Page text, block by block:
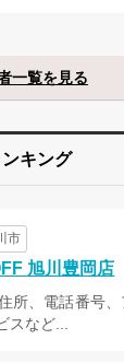
一覧を見る
キング
市
旭川豊岡店
所、電話番号
スなど...